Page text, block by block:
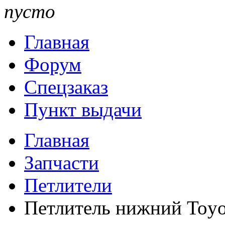
пусто
Главная
Форум
Спецзаказ
Пункт выдачи
Главная
Запчасти
Петлители
Петлитель нижний